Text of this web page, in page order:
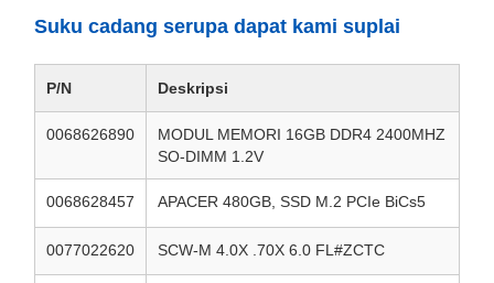
Suku cadang serupa dapat kami suplai
P/N Deskripsi
0068626890
MODUL MEMORI 16GB DDR4 2400MHZ
SO-DIMM 1.2V
0068628457 APACER 480GB, SSD M.2 PCIe BiCs5
0077022620 SCW-M 4.0X .70X 6.0 FL#ZCTC